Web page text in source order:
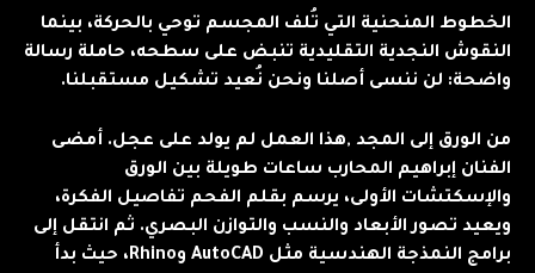
الخطوط المنحنية التي تُلف المجسم توحي بالحركة، بينما
النقوش النجدية التقليدية تنبض على سطحه، حاملة رسالة
واضحة: لن ننسى أصلنا ونحن نُعيد تشكيل مستقبلنا.
من الورق إلى المجد ,هذا العمل لم يولد على عجل. أمضى
الفنان إبراهيم المحارب ساعات طويلة بين الورق
والإسكتشات الأولى، يرسم بقلم الفحم تفاصيل الفكرة،
ويعيد تصور الأبعاد والنسب والتوازن البصري. ثم انتقل إلى
برامج النمذجة الهندسية مثل AutoCAD وRhino، حيث بدأ